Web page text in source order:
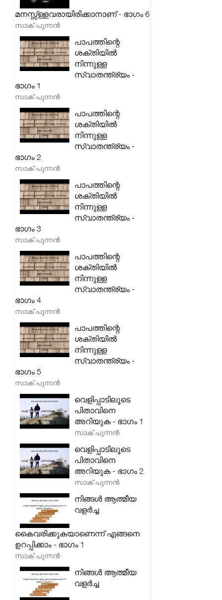
മനസ്സ്ള്ളവരായിരിക്കാനാണ് - ഭാഗം 6
സാക് പുന്നൻ
പാപത്തിന്റെ
ശക്തിയിൽ
നിന്നുള്ള
സ്വാതന്ത്ര്യം -
ഭാഗം 1
സാക് പുന്നൻ
പാപത്തിന്റെ
ശക്തിയിൽ
നിന്നുള്ള
സ്വാതന്ത്ര്യം -
ഭാഗം 2
സാക് പുന്നൻ
പാപത്തിന്റെ
ശക്തിയിൽ
നിന്നുള്ള
സ്വാതന്ത്ര്യം -
ഭാഗം 3
സാക് പുന്നൻ
പാപത്തിന്റെ
ശക്തിയിൽ
നിന്നുള്ള
സ്വാതന്ത്ര്യം -
ഭാഗം 4
സാക് പുന്നൻ
പാപത്തിന്റെ
ശക്തിയിൽ
നിന്നുള്ള
സ്വാതന്ത്ര്യം -
ഭാഗം 5
സാക് പുന്നൻ
വെളിപ്പാടിലൂടെ
പിതാവിനെ
അറിയുക - ഭാഗം 1
സാക് പുന്നൻ
വെളിപ്പാടിലൂടെ
പിതാവിനെ
അറിയുക - ഭാഗം 2
സാക് പുന്നൻ
നിങ്ങൾ ആത്മീയ
വളർച്ച
കൈവരിക്കുകയാണെന്ന് എങ്ങനെ
ഉറപ്പിക്കാം - ഭാഗം 1
സാക് പുന്നൻ
നിങ്ങൾ ആത്മീയ
വളർച്ച